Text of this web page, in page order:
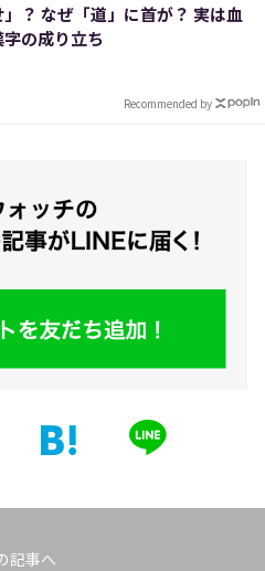
？ なぜ「道」に首が？ 実は血
の成り立ち
Recommended by
記事へ